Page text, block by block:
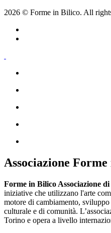
2026 © Forme in Bilico. All
Associazione
Forme in Bilico Associazione
iniziative che utilizzano l'arte
motore di cambiamento,
culturale e di comunità.
Torino e opera a livello